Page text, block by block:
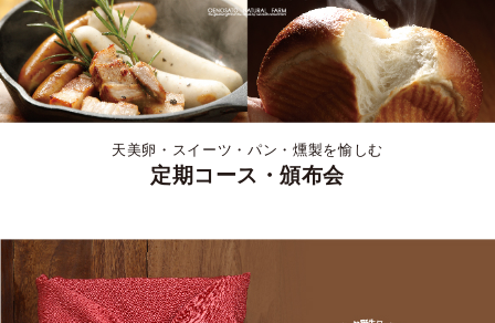
天美卵・スイーツ・パン・燻製を愉しむ
定期コース・頒布会